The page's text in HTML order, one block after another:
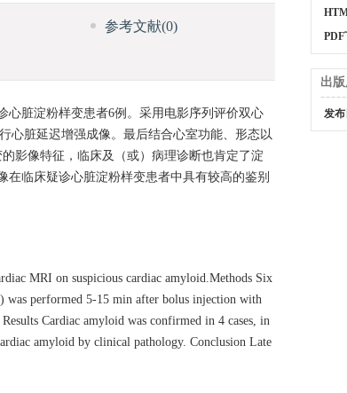
参考文献(0)
心脏淀粉样变患者6例。采用电影序列评价双心
心脏延迟增强成像。最后结合心室功能、形态以
影像特征，临床及（或）病理诊断也肯定了淀
临床疑诊心脏淀粉样变患者中具有较高的鉴别
MRI on suspicious cardiac amyloid.Methods Six
was performed 5-15 min after bolus injection with
Cardiac amyloid was confirmed in 4 cases, in
amyloid by clinical pathology. Conclusion Late
PDF
出
发